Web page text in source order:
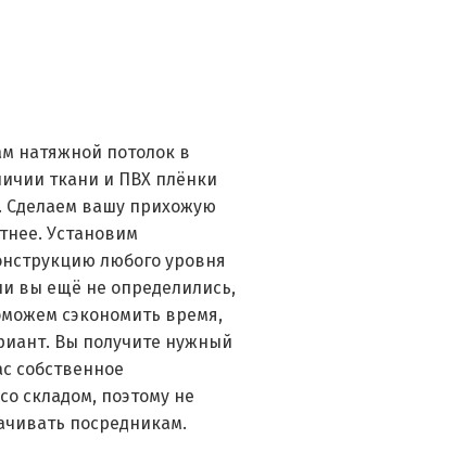
натяжной потолок в
ткани и ПВХ плёнки
Сделаем вашу прихожую
Установим
любого уровня
вы ещё не определились,
сэкономить время,
Вы получите нужный
собственное
складом, поэтому не
посредникам.